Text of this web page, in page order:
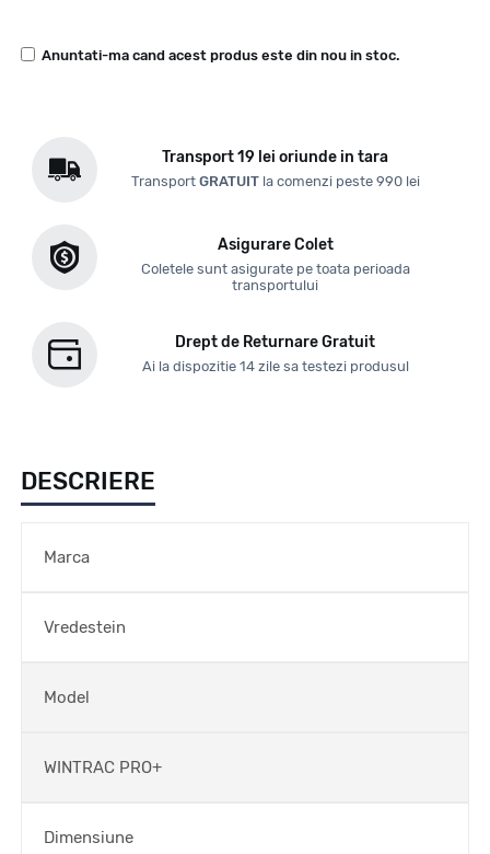
Anuntati-ma cand acest produs este din nou in stoc.
Transport 19 lei oriunde in tara
Transport GRATUITla comenzi peste 990 lei
Asigurare Colet
Coletele sunt asigurate pe toata perioada
transportului
Drept de Returnare Gratuit
Ai la dispozitie 14 zile sa testezi produsul
DESCRIERE
Marca
Vredestein
Model
WINTRAC PRO+
Dimensiune